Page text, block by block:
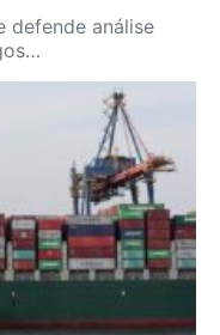
defende análise